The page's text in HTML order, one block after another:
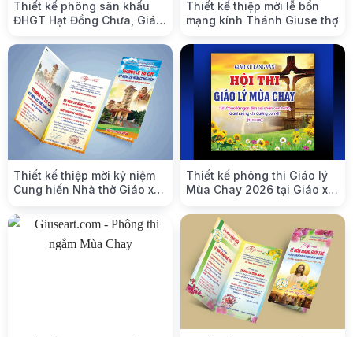
Thiết kế phông sân khấu
ĐHGT Hạt Đồng Chưa, Giáo
Thiết kế thiệp mời lễ bổn
mạng kính Thánh Giuse thợ
Thiết kế thiệp mời kỷ niệm
Cung hiến Nhà thờ Giáo xứ
Thiết kế phông thi Giáo lý
Mùa Chay 2026 tại Giáo xứ